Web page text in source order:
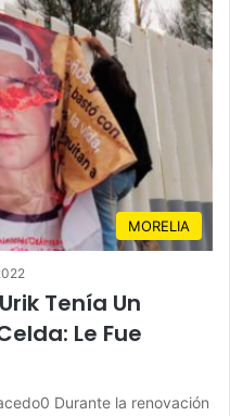
MORELIA
Tenía Un
Le Fue
Durante la renovación